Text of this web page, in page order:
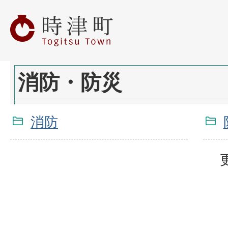
消防・防災
消防